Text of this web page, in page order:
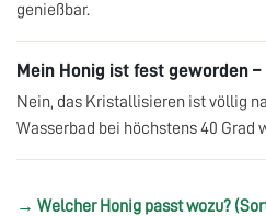
genießbar.
Mein Honig ist fest geworden
Nein, das Kristallisieren ist völlig
Wasserbad bei höchstens 40 Grad
→ Welcher Honig passt wozu?